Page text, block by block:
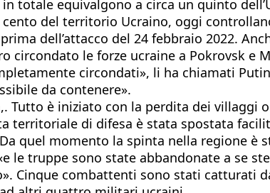
totale equivalgono a circa un quinto
del territorio Ucraino, oggi
dell’attacco del 24 febbraio 2022.
circondato le forze ucraine a Pokrovsk e
circondati», li ha chiamati
da contenere».
è iniziato con la perdita dei villaggi
di difesa è stata spostata
quel momento la spinta nella regione è
truppe sono state abbandonate a se
Cinque combattenti sono stati catturati